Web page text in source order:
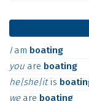
I am boating
you are boating
he|she|itis
we are boating